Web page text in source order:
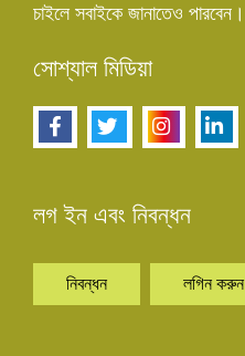
চাইলে সবাইকে জানাতেও পারবেন।
সোশ্যাল মিডিয়া
লগ ইন এবং নিবন্ধন
নিবন্ধন লগিন করুন